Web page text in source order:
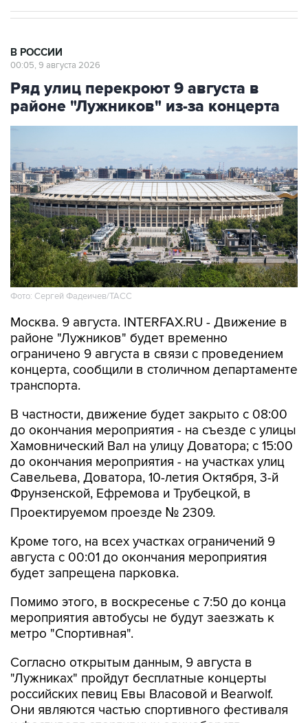
Ряд улиц перекроют 9 августа в
районе "Лужников" из-за концерта
Фото: Сергей Фадеичев/ТАСС
Москва. 9 августа. INTERFAX.RU - Движение в
ограничено 9 августа в связи с проведением
концерта, сообщили в столичном департаменте
транспорта.
В частности, движение будет закрыто с 08:00
Хамовнический Вал на улицу Доватора; с 15:00
до окончания мероприятия - на участках улиц
Савельева, Доватора, 10-летия Октября, 3-й
Фрунзенской, Ефремова и Трубецкой, в
Проектируемом проезде № 2309.
Кроме того, на всех участках ограничений 9
будет запрещена парковка.
Помимо этого, в воскресенье с 7:50 до конца
метро "Спортивная".
Согласно открытым данным, 9 августа в
российских певиц Евы Власовой и Bearwolf.
Они являются частью спортивного фестиваля
и фестиваля спортивных единоборств.